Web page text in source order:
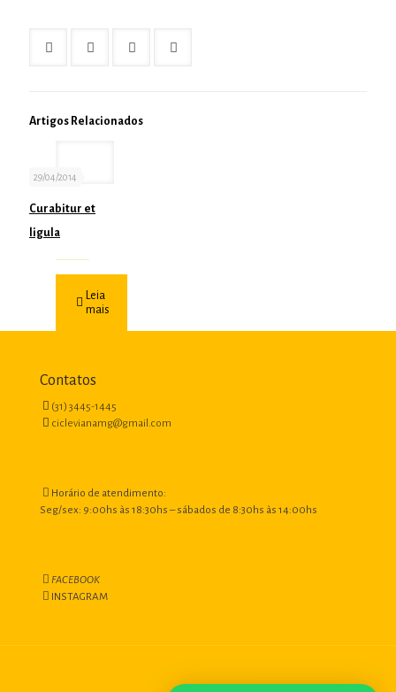
Artigos Relacionados
29/04/2014
Curabitur et
ligula
Leia
mais
Contatos
(31) 3445-1445
ciclevianamg@gmail.com
Horário de atendimento:
Seg/sex: 9:00hs às 18:30hs – sábados de 8:30hs às 14:00hs
FACEBOOK
INSTAGRAM